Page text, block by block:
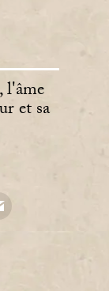
l'âme
et sa